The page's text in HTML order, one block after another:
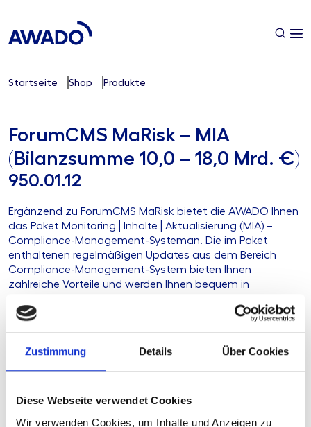
Zustimmung Details Über Cookies
Diese Webseite verwendet Cookies
Wir verwenden Cookies, um Inhalte und Anzeigen zu
Startseite Shop Produkte
ForumCMS MaRisk – MIA
(Bilanzsumme 10,0 – 18,0 Mrd. €)
950.01.12
Ergänzend zu ForumCMS MaRisk bietet die AWADO Ihnen
das Paket Monitoring | Inhalte | Aktualisierung (MIA) –
Compliance-Management-Systeman. Die im Paket
enthaltenen regelmäßigen Updates aus dem Bereich
Compliance-Management-System bieten Ihnen
zahlreiche Vorteile und werden Ihnen bequem in
ForumCMS MaRisk zur Verfügung gestellt.
Den Erwerb von "ForumCMS MaRisk – MIA"
"Unsere Lösung" vornehmen.